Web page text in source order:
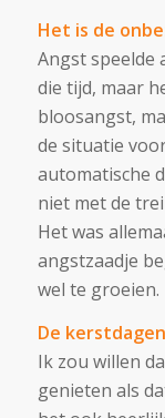
Het is de
Angst speelde
die tijd, maar
bloosangst,
de situatie
automatische
niet met de
Het was
angstzaadje
wel te groeien.
De
Ik zou willen
genieten als